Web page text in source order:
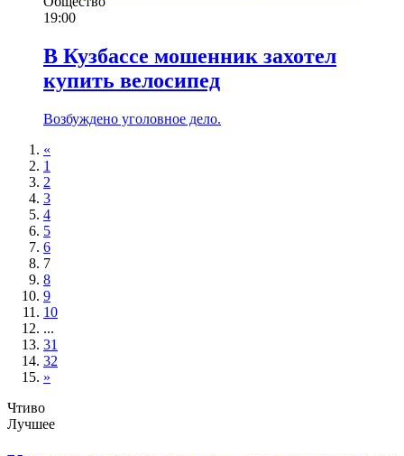
19:00
В Кузбассе мошенник захотел
купить велосипед
Возбуждено уголовное дело.
«
1
2
3
4
5
6
7
8
9
10
...
31
32
»
Чтиво
Лучшее